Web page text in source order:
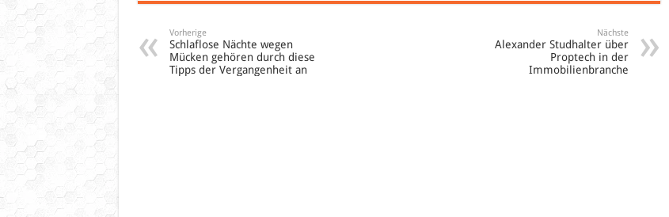
Vorherige
Schlaflose Nächte wegen
Mücken gehören durch diese
Tipps der Vergangenheit an
Nächste
Alexander Studhalter über
Proptech in der
Immobilienbranche